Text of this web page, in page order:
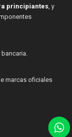
principiantes, y
marcas oficiales